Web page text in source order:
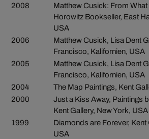
2008
Matthew Cusick: From What
Horowitz Bookseller, East
USA
2006
Matthew Cusick, Lisa Dent
Francisco, Kalifornien, USA
2005
Matthew Cusick, Lisa Dent
Francisco, Kalifornien, USA
2004
The Map Paintings, Kent
2000
Just a Kiss Away, Paintings
Kent Gallery, New York, USA
1999
Diamonds are Forever, Kent
USA